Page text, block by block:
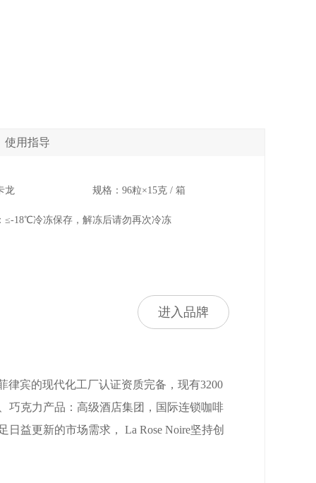
使用指导
龙 规格：96粒×15克 / 箱
≤-18℃冷冻保存，解冻后请勿再次冷冻
进入品牌
律宾的现代化工厂认证资质完备，现有3200
巧克力产品：高级酒店集团，国际连锁咖啡
益更新的市场需求， La Rose Noire坚持创